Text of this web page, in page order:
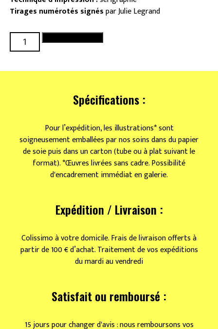
Tirages numérotés signéspar Julie Legrand
quantité
de
turquoise
Spécifications :
Pour l’expédition, les illustrations* sont
soigneusement emballées par nos soins dans du papier
de soie puis dans un carton (tube ou à plat suivant le
format). *Œuvres livrées sans cadre. Possibilité
d'encadrement immédiat en galerie.
Expédition / Livraison :
Colissimo à votre domicile. Frais de livraison offerts à
partir de 100 € d’achat. Traitement de vos expéditions
du mardi au vendredi
Satisfait ou remboursé :
15 jours pour changer d'avis : nous remboursons vos